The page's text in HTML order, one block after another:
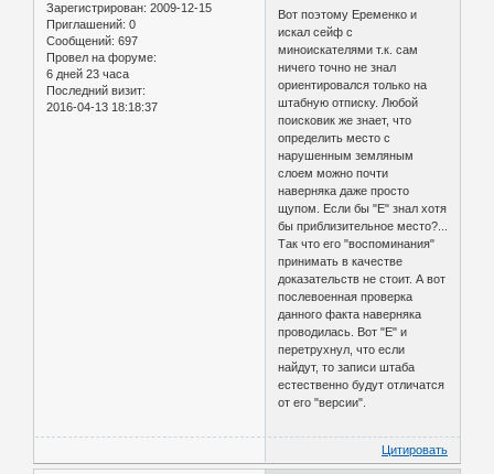
Зарегистрирован: 2009-12-15
Приглашений: 0
Сообщений: 697
Провел на форуме:
6 дней 23 часа
Последний визит:
2016-04-13 18:18:37
Вот поэтому Еременко и
искал сейф с
миноискателями т.к. сам
ничего точно не знал
ориентировался только на
штабную отписку. Любой
поисковик же знает, что
определить место с
нарушенным земляным
слоем можно почти
наверняка даже просто
щупом. Если бы "Е" знал хотя
бы приблизительное место?...
Так что его "воспоминания"
принимать в качестве
доказательств не стоит. А вот
послевоенная проверка
данного факта наверняка
проводилась. Вот "Е" и
перетрухнул, что если
найдут, то записи штаба
естественно будут отличатся
от его "версии".
Цитировать